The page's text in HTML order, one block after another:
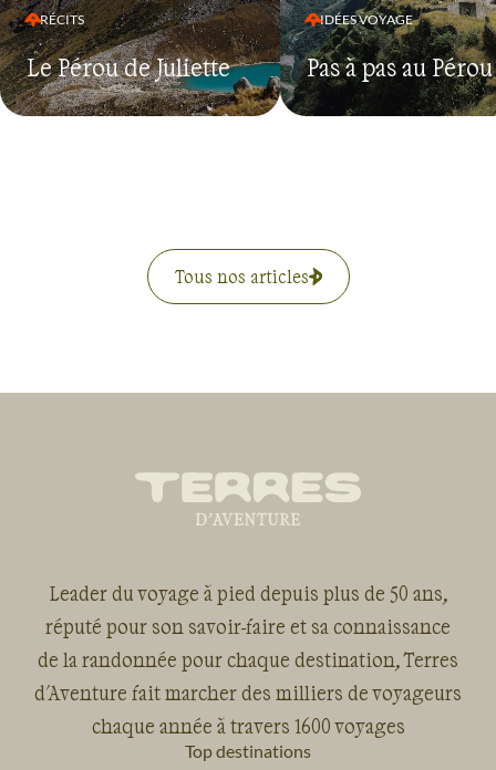
RÉCITS
Le Pérou de Juliette
IDÉES VOYAGE
Pas à pas au Pérou
Tous nos articles
Leader du voyage à pied depuis plus de 50 ans,
réputé pour son savoir-faire et sa connaissance
de la randonnée pour chaque destination, Terres
d'Aventure fait marcher des milliers de voyageurs
chaque année à travers 1600 voyages
Top destinations